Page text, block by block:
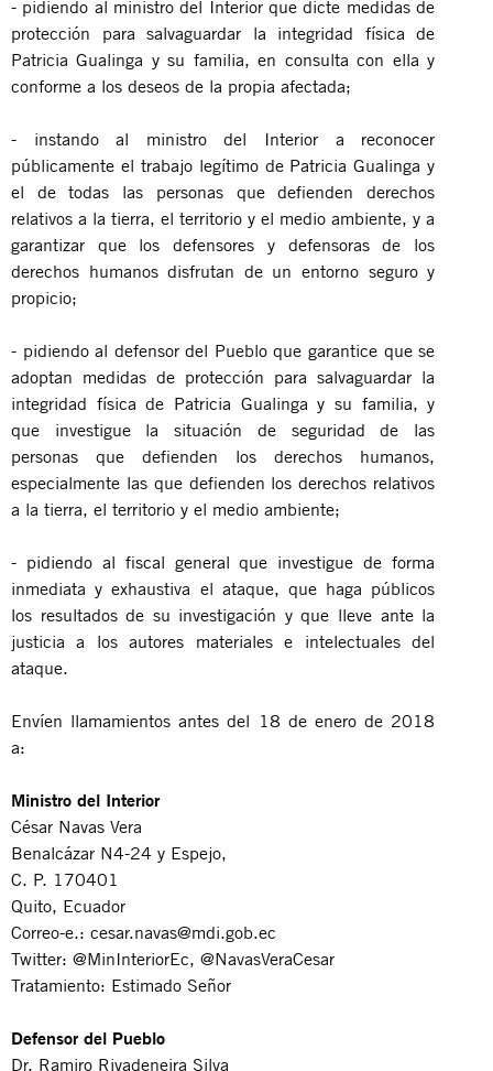
- pidiendo al ministro del Interior que dicte medidas de
protección para salvaguardar la integridad física de
Patricia Gualinga y su familia, en consulta con ella y
conforme a los deseos de la propia afectada;
- instando al ministro del Interior a reconocer
públicamente el trabajo legítimo de Patricia Gualinga y
el de todas las personas que defienden derechos
relativos a la tierra, el territorio y el medio ambiente, y a
garantizar que los defensores y defensoras de los
derechos humanos disfrutan de un entorno seguro y
propicio;
- pidiendo al defensor del Pueblo que garantice que se
adoptan medidas de protección para salvaguardar la
integridad física de Patricia Gualinga y su familia, y
que investigue la situación de seguridad de las
personas que defienden los derechos humanos,
especialmente las que defienden los derechos relativos
a la tierra, el territorio y el medio ambiente;
- pidiendo al fiscal general que investigue de forma
inmediata y exhaustiva el ataque, que haga públicos
los resultados de su investigación y que lleve ante la
justicia a los autores materiales e intelectuales del
ataque.
Envíen llamamientos antes del 18 de enero de 2018
a:
Ministro del Interior
César Navas Vera
Benalcázar N4-24 y Espejo,
C. P. 170401
Quito, Ecuador
Correo-e.: cesar.navas@mdi.gob.ec
Twitter: @MinInteriorEc, @NavasVeraCesar
Tratamiento: Estimado Señor
Defensor del Pueblo
Dr. Ramiro Rivadeneira Silva